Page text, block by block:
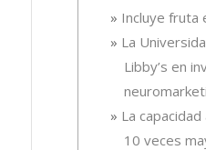
Incluye fruta
La
Libby’s en
La
10 veces